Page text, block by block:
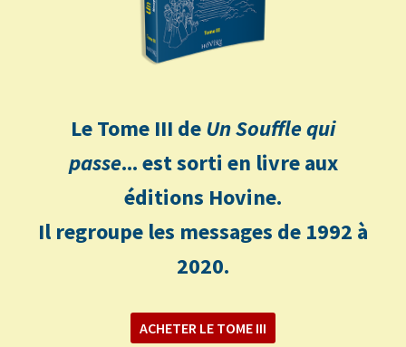
Le Tome III deUn Souffle qui
passe... est sorti en livre aux
éditions Hovine.
Il regroupe les messages de 1992 à
2020.
ACHETER LE TOME III